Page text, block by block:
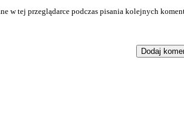
w tej przeglądarce podczas pisania kolejnych